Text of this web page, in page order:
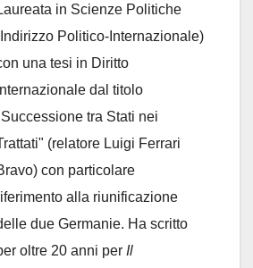
in Scienze Politiche
Politico-Internazionale)
una tesi in Diritto
dal titolo
tra Stati nei
(relatore Luigi Ferrari
con particolare
alla riunificazione
due Germanie. Ha scritto
oltre 20 anni per Il